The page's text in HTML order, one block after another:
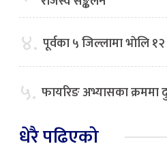
४. पूर्वका ५ जिल्लामा भाेलि
५. फायरिङ अभ्यासका क्रममा
धेरै पढिएको